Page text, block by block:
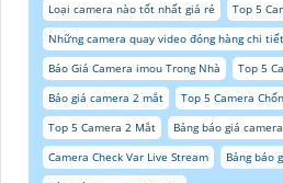
Loại camera nào tốt nhất giá rẻ
Top 5
Những camera quay video đóng hàng chi tiết
Báo Giá Camera imou Trong Nhà
Top 5
Báo giá camera 2 mắt
Top 5 Camera
Top 5 Camera 2 Mắt
Bảng báo giá
Camera Check Var Live Stream
Bảng báo